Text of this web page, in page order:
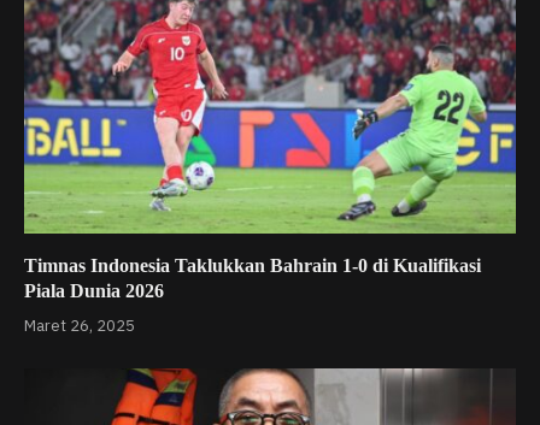
Timnas Indonesia Taklukkan Bahrain 1-0 di Kualifikasi
Piala Dunia 2026
Maret 26, 2025